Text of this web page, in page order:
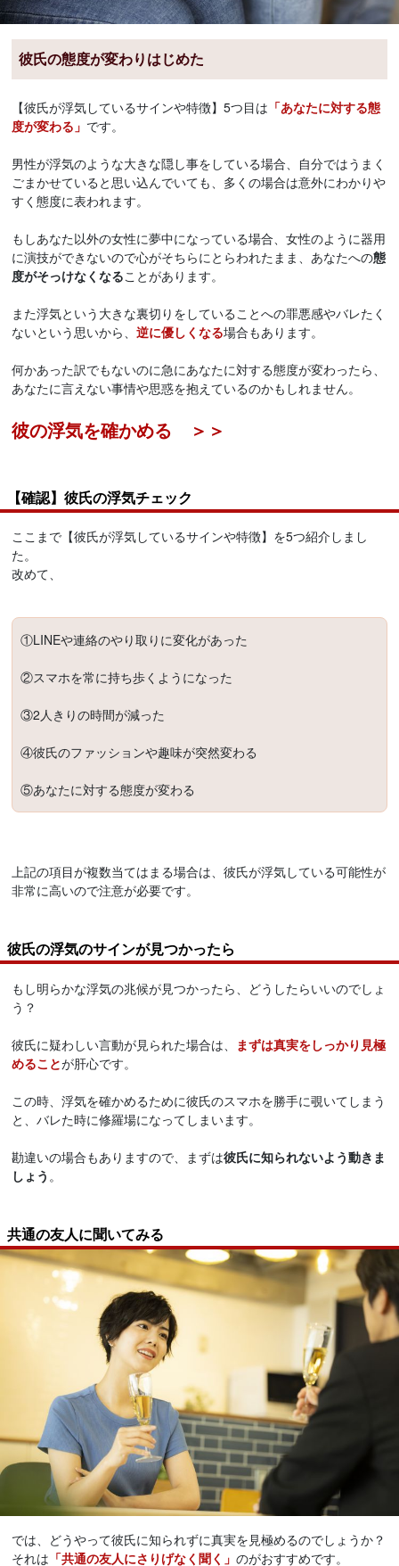
彼氏の態度が変わりはじめた
【彼氏が浮気しているサインや特徴】5つ目は 「あなたに対する態
度が変わる」 です。
男性が浮気のような大きな隠し事をしている場合、自分ではうまく
ごまかせていると思い込んでいても、多くの場合は意外にわかりや
すく態度に表われます。
もしあなた以外の女性に夢中になっている場合、女性のように器用
に演技ができないので心がそちらにとらわれたまま、あなたへの態
度がそっけなくなることがあります。
また浮気という大きな裏切りをしていることへの罪悪感やバレたく
ないという思いから、逆に優しくなる場合もあります。
何かあった訳でもないのに急にあなたに対する態度が変わったら、
あなたに言えない事情や思惑を抱えているのかもしれません。
彼の浮気を確かめる ＞＞
【確認】彼氏の浮気チェック
ここまで【彼氏が浮気しているサインや特徴】を5つ紹介しまし
た。
改めて、
①LINEや連絡のやり取りに変化があった
②スマホを常に持ち歩くようになった
③2人きりの時間が減った
④彼氏のファッションや趣味が突然変わる
⑤あなたに対する態度が変わる
上記の項目が複数当てはまる場合は、彼氏が浮気している可能性が
非常に高いので注意が必要です。
彼氏の浮気のサインが見つかったら
もし明らかな浮気の兆候が見つかったら、どうしたらいいのでしょ
う？
彼氏に疑わしい言動が見られた場合は、
まずは真実をしっかり見極
めることが肝心です。
この時、浮気を確かめるために彼氏のスマホを勝手に覗いてしまう
と、バレた時に修羅場になってしまいます。
勘違いの場合もありますので、まずは彼氏に知られないよう動きま
しょう 。
共通の友人に聞いてみる
では、どうやって彼氏に知られずに真実を見極めるのでしょうか？
それは 「共通の友人にさりげなく聞く」のがおすすめです。